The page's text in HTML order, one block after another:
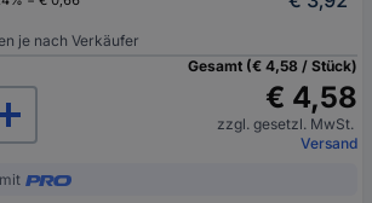
je nach Verkäufer
Gesamt (€ 4,58 / Stück)
€ 4,58
zzgl. gesetzl. MwSt.
Versand